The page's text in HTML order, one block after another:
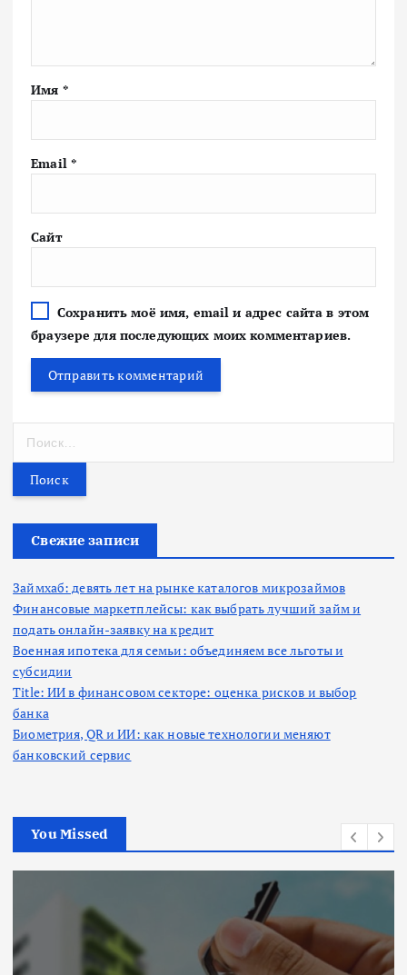
Имя *
Email *
Сайт
Сохранить моё имя, email и адрес сайта в этом
браузере для последующих моих комментариев.
т
Свежие записи
Займхаб: девять лет на рынке каталогов микрозаймов
Финансовые маркетплейсы: как выбрать лучший займ и
подать онлайн-заявку на кредит
Военная ипотека для семьи: объединяем все льготы и
субсидии
Title: ИИ в финансовом секторе: оценка рисков и выбор
банка
Биометрия, QR и ИИ: как новые технологии меняют
банковский сервис
You Missed